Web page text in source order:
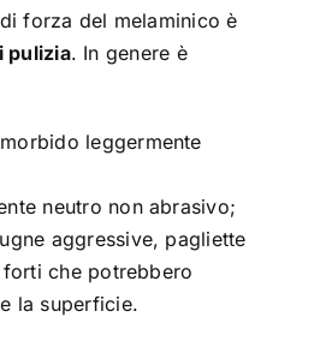
forza del melaminico è
pulizia. In genere è
leggermente
neutro non abrasivo;
aggressive, pagliette
che potrebbero
la superficie.